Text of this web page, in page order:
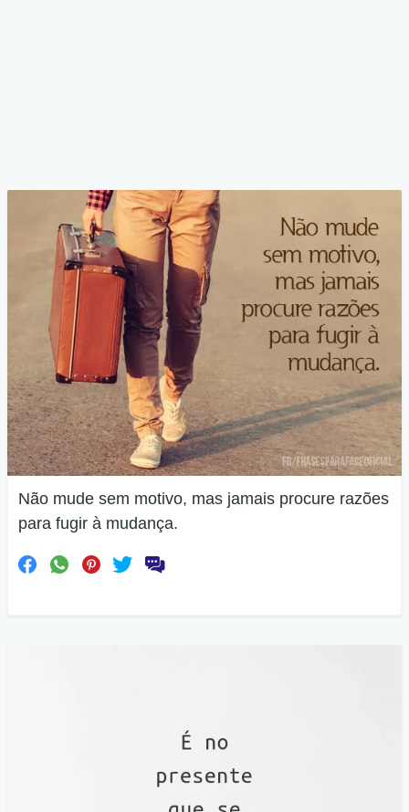
Não mude sem motivo, mas jamais procure razões
para fugir à mudança.